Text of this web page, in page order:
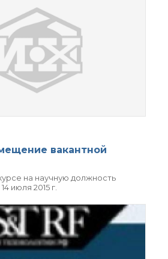
вакантной
на научную должность
июля 2015 г.